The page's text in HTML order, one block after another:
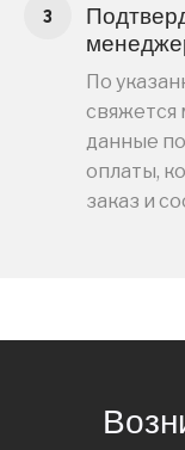
По
свяжется
данные
оплаты,
заказ и